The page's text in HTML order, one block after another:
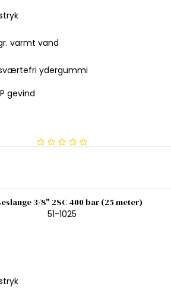
varmt vand
ydergummi
gevind
3/8" 2SC 400 bar (25 meter)
51-1025